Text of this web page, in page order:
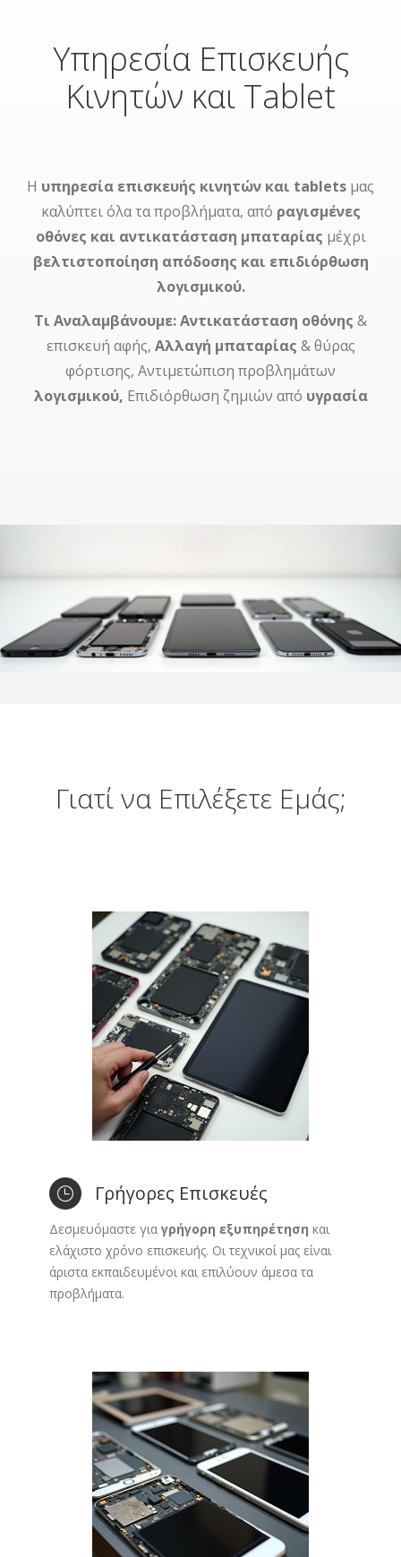
Υπηρεσία Επισκευής
Κινητών και Tablet
Η υπηρεσία επισκευής κινητών και tablets μας
καλύπτει όλα τα προβλήματα, από ραγισμένες
οθόνες και αντικατάσταση μπαταρίας μέχρι
βελτιστοποίηση απόδοσης και επιδιόρθωση
λογισμικού.
Τι Αναλαμβάνουμε:Αντικατάσταση οθόνης &
επισκευή αφής, Αλλαγή μπαταρίας & θύρας
φόρτισης, Αντιμετώπιση προβλημάτων
λογισμικού, Επιδιόρθωση ζημιών από υγρασία
Γιατί να Επιλέξετε Εμάς;
Γρήγορες Επισκευές
Δεσμευόμαστε για γρήγορη εξυπηρέτηση και
ελάχιστο χρόνο επισκευής. Οι τεχνικοί μας είναι
άριστα εκπαιδευμένοι και επιλύουν άμεσα τα
προβλήματα.